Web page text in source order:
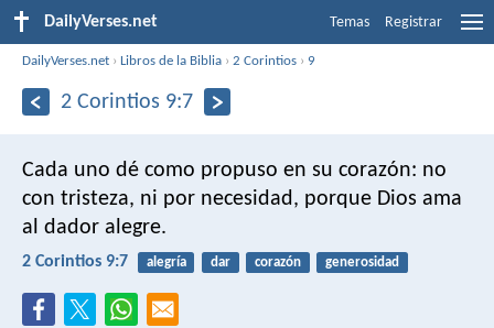
DailyVerses.net Temas Registrar
DailyVerses.net ›Libros de la Biblia ›2 Corintios › 9
2 Corintios 9:7
Cada uno dé como propuso en su corazón: no
con tristeza, ni por necesidad, porque Dios ama
al dador alegre.
2 Corintios 9:7 alegría dar corazón generosidad